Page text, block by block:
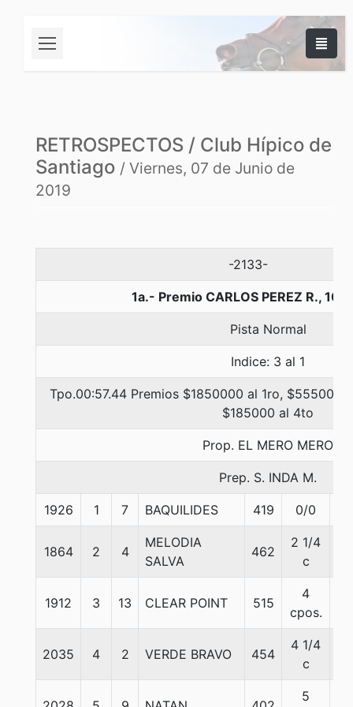
RETROSPECTOS / Club Hípico de
Santiago / Viernes, 07 de Junio de
2019
-2133-
1a.- Premio CARLOS PEREZ R.,
Pista Normal
Indice: 3 al 1
Tpo.00:57.44 Premios $1850000 al 1ro, $555000
$185000 al 4to
Prop. EL MERO MERO
Prep. S. INDA M.
1926 1 7 BAQUILIDES 419 0/0
1864 2 4
MELODIA
SALVA
462
2 1/4
c
1912 3 13 CLEAR POINT 515
4
cpos.
2035 4 2 VERDE BRAVO 454
4 1/4
c
5